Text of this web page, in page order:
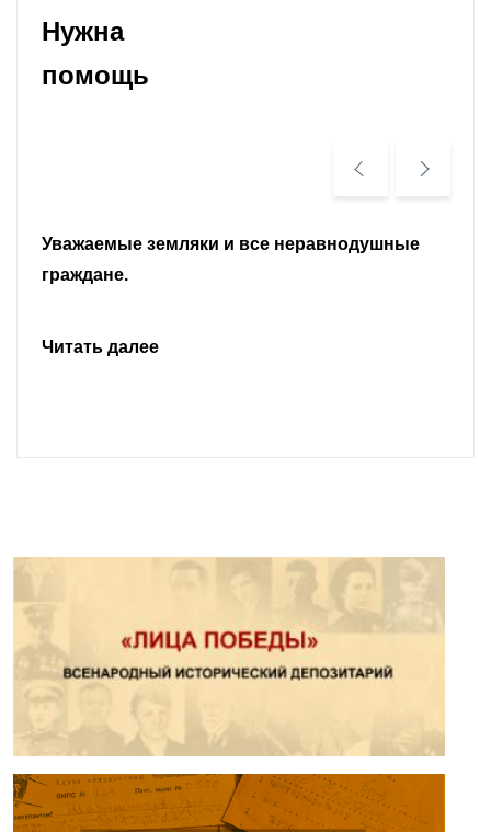
Нужна
помощь
Уважаемые земляки и все неравнодушные
граждане.
Читать далее